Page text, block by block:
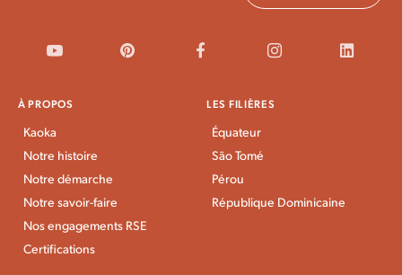
À PROPOS
Kaoka
Notre histoire
Notre démarche
Notre savoir-faire
Nos engagements RSE
Certifications
LES FILIÈRES
Équateur
São Tomé
Pérou
République Dominicaine